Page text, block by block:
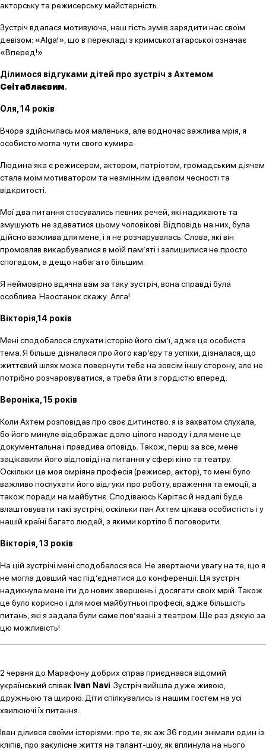
акторську та режисерську майстерність.
Зустріч вдалася мотивуюча, наш гість зумів зарядити нас своїм
девізом: «Alga!», що в перекладі з кримськотатарської означає
«Вперед!»
Ділимося відгуками дітей про зустріч з Ахтемом
Сеітаблаєвим.
Оля, 14 років
Вчора здійснилась моя маленька, але водночас важлива мрія, я
особисто могла чути свого кумира.
Людина яка є режисером, актором, патріотом, громадським діячем
стала моїм мотиватором та незмінним ідеалом чесності та
відкритості.
Мої два питання стосувались певних речей, які надихають та
змушують не здаватися цьому чоловікові. Відповідь на них, була
дійсно важлива для мене, і я не розчарувалась. Слова, які він
промовляв викарбувалися в моїй пам’яті і залишилися не просто
спогадом, а дещо набагато більшим.
Я неймовірно вдячна вам за таку зустріч, вона справді була
особлива. Наостанок скажу: Алга!
Вікторія,14 років
Мені сподобалося слухати історію його сім’ї, адже це особиста
тема. Я більше дізналася про його кар’єру та успіхи, дізналася, що
життєвий шлях може повернути тебе на зовсім іншу сторону, але не
потрібно розчаровуватися, а треба йти з гордістю вперед.
Вероніка, 15 років
Коли Ахтем розповідав про своє дитинство. я із захватом слухала,
бо його минуле відображає долю цілого народу і для мене це
документальна і правдива оповідь. Також, перш за все, мене
зацікавили його відповіді на питання у сфері кіно та театру.
Оскільки це моя омріяна професія (режисер, актор), то мені було
важливо послухати його відгуки про роботу, враження та емоції, а
також поради на майбутнє. Сподіваюсь Карітас й надалі буде
влаштовувати такі зустрічі, оскільки пан Ахтем цікава особистість і у
нашій країні багато людей, з якими кортіло б поговорити.
Вікторія, 13 років
На цій зустрічі мені сподобалося все. Не звертаючи увагу на те, що я
не могла довший час під’єднатися до конференції. Ця зустріч
надихнула мене іти до нових звершень і досягати своїх мрій. Також
це було корисно і для моєї майбутньої професії, адже більшість
питань, які я задала були саме пов’язані з театром. Ще раз дякую за
цю можливість!
2 червня до Марафону добрих справ приєднався відомий
український співак Ivan Navi . Зустріч вийшла дуже живою,
дружньою та щирою. Діти спілкувались із нашим гостем на усі
хвилюючі їх питання.
Іван ділився своїми історіями: про те, як аж 36 годин знімали один із
кліпів, про закулісне життя на талант-шоу, як вплинула на нього